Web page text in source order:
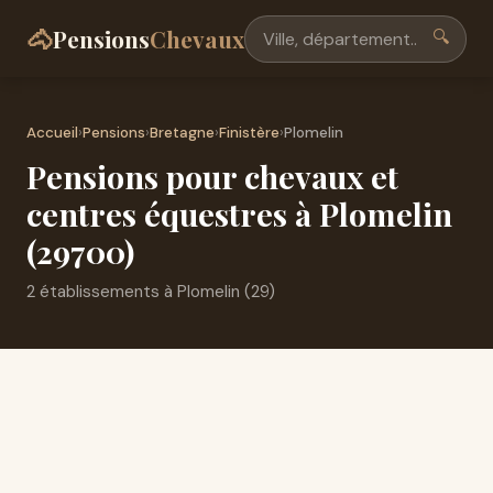
🐴PensionsChevaux 🔍
Accueil›Pensions›Bretagne›Finistère›Plomelin
Pensions pour chevaux et
centres équestres à Plomelin
(29700)
2 établissements à Plomelin (29)